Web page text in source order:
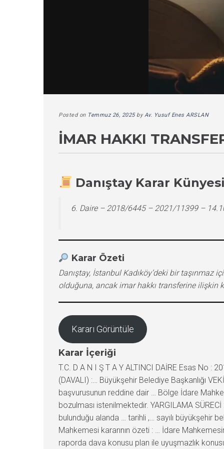
Posted on Temmuz 26, 2025byAv. Yusuf Enes ARSLAN
İMAR HAKKI
Danıştay Karar Künyesi
6. Daire – 2018/6445 – 2021/11399 –
Karar Özeti
Danıştay, İstanbul Kadıköy’deki bir taşınmaz
olduğuna, ancak imar hakkı transferine ilişkin
Kararı Görüntüle
Karar İçeriği
T.C. D A N I Ş T A Y ALTINCI DAİRE Esas No : 2018/6445 Karar No : 2021/11399 TEMYİZ EDEN (DAVACILAR) : 1) … 2) … 3) … VEKİLİ : Av. … KARŞI TARAF (DAVALI) :… Büyükşehir Belediye Başkanlığı VEKİLİ : Av. … İSTEMİN KONUSU : … İdare Mahkemesinin … tarih ve E:…, K:… sayılı kararına karşı yapılan istinaf başvurusunun reddine dair … Bölge İdare Mahkemesi … İdari Dava Dairesince verilen … tarih ve E:…, K:… sayılı kararın, usul ve hukuka aykırı olduğu ileri sürülerek bozulması istenilmektedir. YARGILAMA SÜRECİ : Dava konusu istem : İstanbul ili, Kadıköy ilçesi, … Mahallesi, … Bölge, … pafta, … ada, … parsel sayılı taşınmazın bulunduğu alanda … tarihli ,… sayılı büyükşehir belediye meclisi kararıyla kabul edilen 1/5000 ölçekli revizyon nazım imar planının iptali istenilmiştir. İlk Derece Mahkemesi kararının özeti : … İdare Mahkemesince verilen … tarih ve E:…, K:… sayılı kararda; yerinde yaptırılan keşif ve bilirkişi incelemesi sonucunda düzenlenen raporda dava konusu plan ile uyuşmazlık konusu taşınmaz için öngörülen fonksiyonun üst ölçekli çevre düzeni planına, imar mevzuatına ve şehircilik ilkelerine uygun olduğunun ortaya konulduğu, her ne kadar bilirkişi raporunda plan notlarının imar hakkı transferi ile ilgili maddesinin mevzuata aykırı olduğu belirtilse de anılan plan notunun planın tamamına ilişkin olduğu, bakılan davanın ise planın tümüne karşı değil sadece davacıların mülkiyetinde bulunan parsele yönelik olarak açıldığı, dolayısıyla söz konusu plan notunun bu davada değerlendirilmesinin mümkün olmadığı, kaldı ki anılan plan notu ile taşınmazı sosyal donatı alanına alınan davacılara konut olarak ayrılmış başka bir yerden taşınmaz elde etme hakkı tanındığı ve bu nedenle plan notunun davacılar aleyhine değil lehine bir durum arz ettiği, dava konusu imar planının davacılara ait taşınmaza ilişkin kısmında, hukuka, imar mevuzatına, üst ölçekli planlara, şehircilik ilkelerine, planlama esaslarına ve kamu yararına aykırılık bulunmadığı sonucuna varılmıştır Belirtilen gerekçelerle, dava konusu işlem hukuka uygun bulunarak davanın reddine karar verilmiştir. Bölge İdare Mahkemesi İdari Dava Dairesi kararının özeti : İstinaf başvurusuna konu İdare Mahkemesi kararının hukuka ve usule uygun olduğu ve istinaf dilekçesinde ileri sürülen iddiaların söz konusu kararın kaldırılmasını sağlayacak nitelikte görülmediği belirtilerek 2577 sayılı İdari Yargılama Usulü Kanununun 45. maddesinin 3. fıkrası uyarınca istinaf başvurusunun reddine karar verilmiştir. TEMYİZ EDENİN İDDİALARI : Planın tümünün iptali istemiyle davanın açıldığı, bir an için sadece kendi parsellerine yönelik olarak dava açıldığı kabul edilse dahi bilirkişi raporuyla tespit edilen hukuka aykırılıkların planın iptalini gerektirdiği, parselin yeşil alana ayrılması sonucu değerinin azaldığı, dava konusu planın notlarıyla öngörülen imar transferiyle ilgili hükümlerin hukuka aykırı olduğu ileri sürülmektedir. KARŞI TARAFIN SAVUNMASI : Temyiz edilen kararda bozma nedenlerinden hiçbirisi bulunmadığından, usul ve kanuna uygun olan kararın onanması